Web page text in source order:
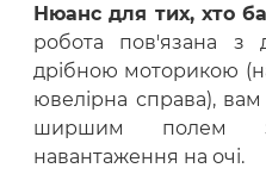
Нюанс для тих, хто
робота пов'язана з
дрібною моторикою
ювелірна справа), вам
ширшим полем
навантаження на очі.